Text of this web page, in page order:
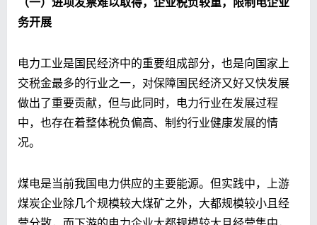
务开展
电力工业是国民经济中的重要组成部分，也是向国家上
交税金最多的行业之一，对保障国民经济又好又快发展
做出了重要贡献，但与此同时，电力行业在发展过程
中，也存在着整体税负偏高、制约行业健康发展的情
况。
煤电是当前我国电力供应的主要能源。但实践中，上游
煤炭企业除几个规模较大煤矿之外，大都规模较小且经